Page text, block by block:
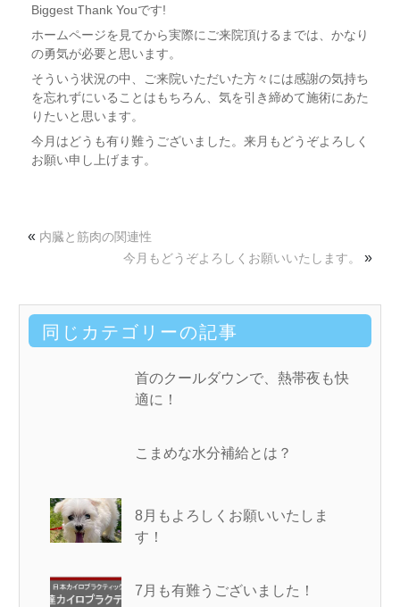
Biggest Thank Youです!
ホームページを見てから実際にご来院頂けるまでは、かなり
の勇気が必要と思います。
そういう状況の中、ご来院いただいた方々には感謝の気持ち
を忘れずにいることはもちろん、気を引き締めて施術にあた
りたいと思います。
今月はどうも有り難うございました。来月もどうぞよろしく
お願い申し上げます。
« 内臓と筋肉の関連性
今月もどうぞよろしくお願いいたします。
»
同じカテゴリーの記事
首のクールダウンで、熱帯夜も快
適に！
こまめな水分補給とは？
8月もよろしくお願いいたしま
す！
7月も有難うございました！